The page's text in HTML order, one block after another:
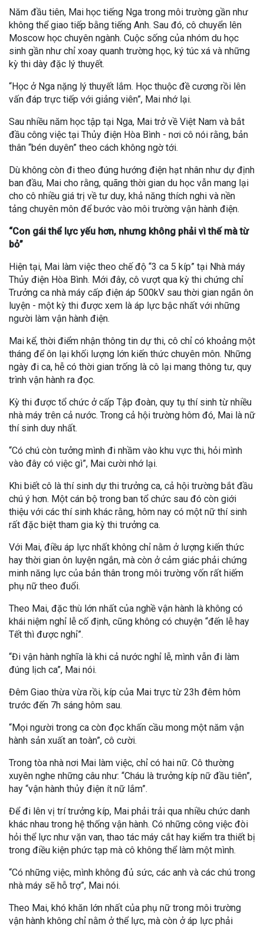
Năm đầu tiên, Mai học tiếng Nga trong môi trường gần như
không thể giao tiếp bằng tiếng Anh. Sau đó, cô chuyển lên
Moscow học chuyên ngành. Cuộc sống của nhóm du học
sinh gần như chỉ xoay quanh trường học, ký túc xá và những
kỳ thi dày đặc lý thuyết.
“Học ở Nga nặng lý thuyết lắm. Học thuộc đề cương rồi lên
vấn đáp trực tiếp với giảng viên”, Mai nhớ lại.
Sau nhiều năm học tập tại Nga, Mai trở về Việt Nam và bắt
đầu công việc tại Thủy điện Hòa Bình - nơi cô nói rằng, bản
thân “bén duyên” theo cách không ngờ tới.
Dù không còn đi theo đúng hướng điện hạt nhân như dự định
ban đầu, Mai cho rằng, quãng thời gian du học vẫn mang lại
cho cô nhiều giá trị về tư duy, khả năng thích nghi và nền
tảng chuyên môn để bước vào môi trường vận hành điện.
“Con gái thể lực yếu hơn, nhưng không phải vì thế mà từ
bỏ”
Hiện tại, Mai làm việc theo chế độ “3 ca 5 kíp” tại Nhà máy
Thủy điện Hòa Bình. Mới đây, cô vượt qua kỳ thi chứng chỉ
Trưởng ca nhà máy cấp điện áp 500kV sau thời gian ngắn ôn
luyện - một kỳ thi được xem là áp lực bậc nhất với những
người làm vận hành điện.
Mai kể, thời điểm nhận thông tin dự thi, cô chỉ có khoảng một
tháng để ôn lại khối lượng lớn kiến thức chuyên môn. Những
ngày đi ca, hễ có thời gian trống là cô lại mang thông tư, quy
trình vận hành ra đọc.
Kỳ thi được tổ chức ở cấp Tập đoàn, quy tụ thí sinh từ nhiều
nhà máy trên cả nước. Trong cả hội trường hôm đó, Mai là nữ
thí sinh duy nhất.
“Có chú còn tưởng mình đi nhầm vào khu vực thi, hỏi mình
vào đây có việc gì”, Mai cười nhớ lại.
Khi biết cô là thí sinh dự thi trưởng ca, cả hội trường bắt đầu
chú ý hơn. Một cán bộ trong ban tổ chức sau đó còn giới
thiệu với các thí sinh khác rằng, hôm nay có một nữ thí sinh
rất đặc biệt tham gia kỳ thi trưởng ca.
Với Mai, điều áp lực nhất không chỉ nằm ở lượng kiến thức
hay thời gian ôn luyện ngắn, mà còn ở cảm giác phải chứng
minh năng lực của bản thân trong môi trường vốn rất hiếm
phụ nữ theo đuổi.
Theo Mai, đặc thù lớn nhất của nghề vận hành là không có
khái niệm nghỉ lễ cố định, cũng không có chuyện “đến lễ hay
Tết thì được nghỉ”.
“Đi vận hành nghĩa là khi cả nước nghỉ lễ, mình vẫn đi làm
đúng lịch ca”, Mai nói.
Đêm Giao thừa vừa rồi, kíp của Mai trực từ 23h đêm hôm
trước đến 7h sáng hôm sau.
“Mọi người trong ca còn đọc khấn cầu mong một năm vận
hành sản xuất an toàn”, cô cười.
Trong tòa nhà nơi Mai làm việc, chỉ có hai nữ. Cô thường
xuyên nghe những câu như: “Cháu là trưởng kíp nữ đầu tiên”,
hay “vận hành thủy điện ít nữ lắm”.
Để đi lên vị trí trưởng kíp, Mai phải trải qua nhiều chức danh
khác nhau trong hệ thống vận hành. Có những công việc đòi
hỏi thể lực như vặn van, thao tác máy cắt hay kiểm tra thiết bị
trong điều kiện phức tạp mà cô không thể làm một mình.
“Có những việc, mình không đủ sức, các anh và các chú trong
nhà máy sẽ hỗ trợ”, Mai nói.
Theo Mai, khó khăn lớn nhất của phụ nữ trong môi trường
vận hành không chỉ nằm ở thể lực, mà còn ở áp lực phải